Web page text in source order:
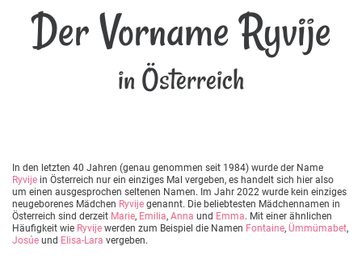
Der Vorname Ryvije
in Österreich
In den letzten 40 Jahren (genau genommen seit 1984) wurde der Name
Ryvije in Österreich nur ein einziges Mal vergeben, es handelt sich hier also
um einen ausgesprochen seltenen Namen. Im Jahr 2022 wurde kein einziges
neugeborenes Mädchen Ryvije genannt. Die beliebtesten Mädchennamen in
Österreich sind derzeit Marie, Emilia, Anna und Emma. Mit einer ähnlichen
Häufigkeit wie Ryvije werden zum Beispiel die Namen Fontaine, Ümmümabet,
Josúe und Elisa-Lara vergeben.